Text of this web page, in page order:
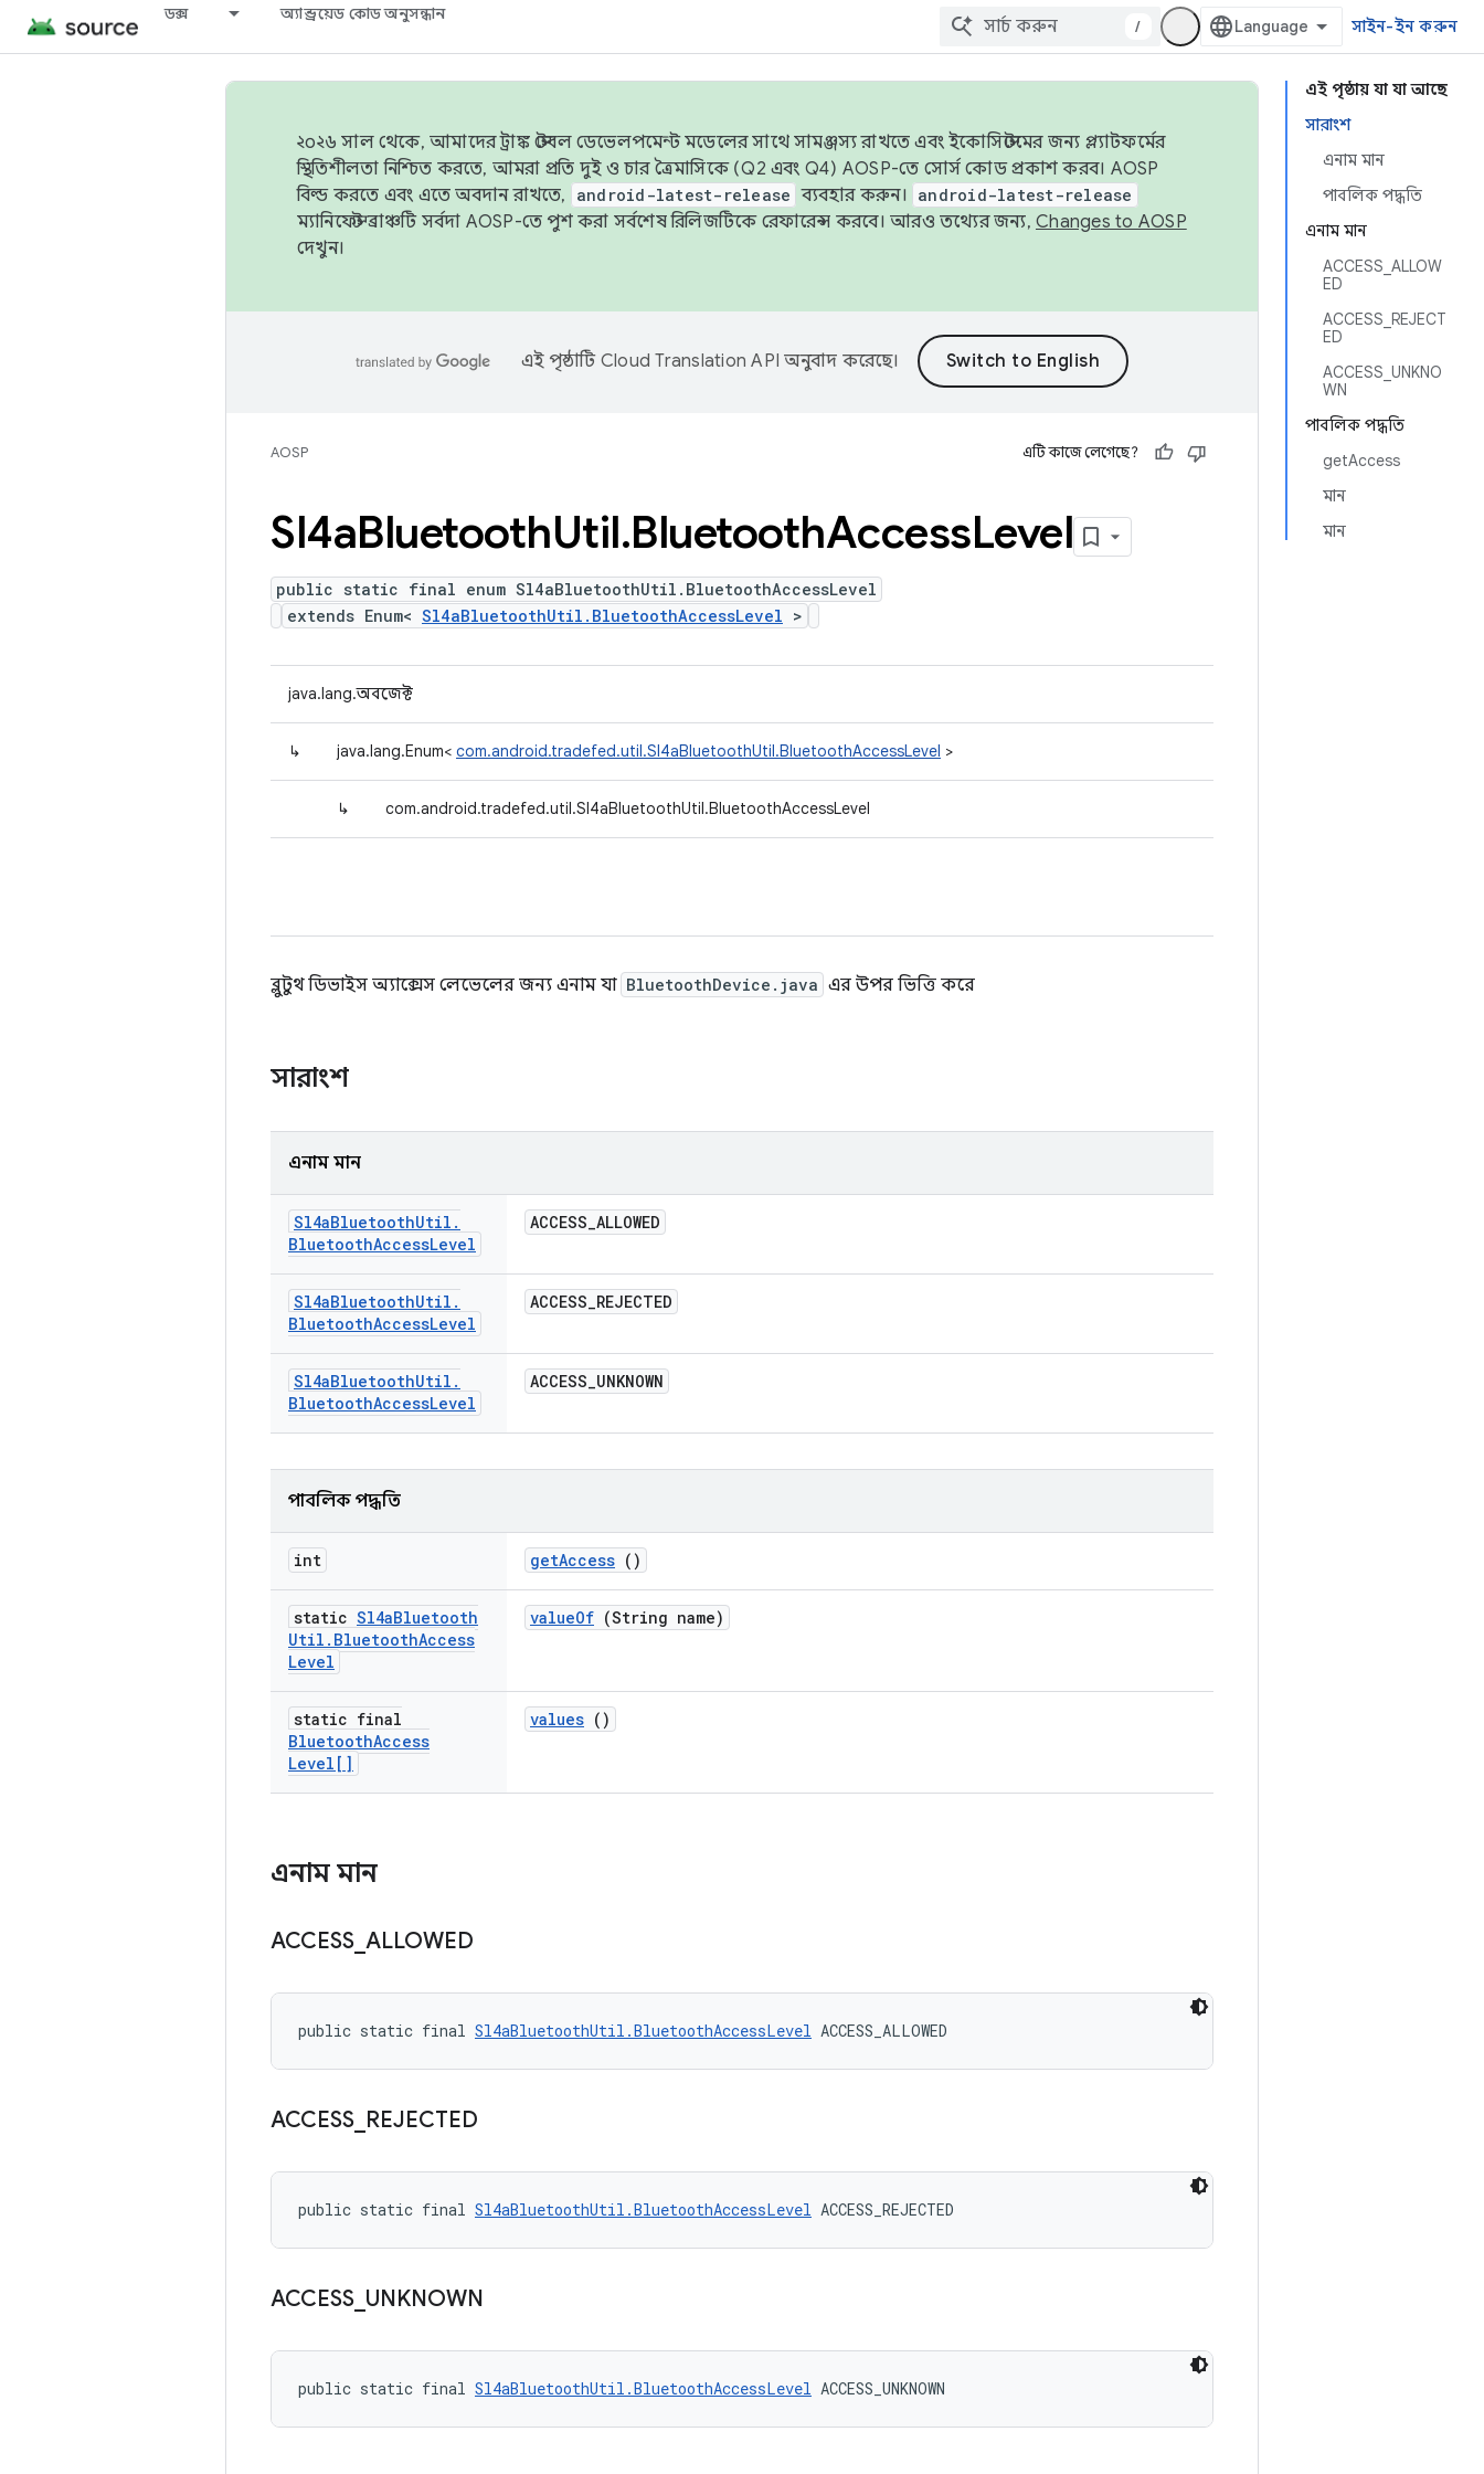
ডক্স অ্যান্ড্রয়েড কোড অনুসন্ধান
/ সাইন-ইন করুন
এই পৃষ্ঠায় যা যা আছে
সারাংশ
এনাম মান
পাবলিক পদ্ধতি
এনাম মান
ACCESS_ALLOW
ED
ACCESS_REJECT
ED
ACCESS_UNKNO
WN
পাবলিক পদ্ধতি
getAccess
মান
মান
২০২৬ সাল থেকে, আমাদের ট্রাঙ্ক স্টেবল ডেভেলপমেন্ট মডেলের সাথে সামঞ্জস্য রাখতে এবং ইকোসিস্টেমের জন্য প্ল্যাটফর্মের
স্থিতিশীলতা নিশ্চিত করতে, আমরা প্রতি দুই ও চার ত্রৈমাসিকে (Q2 এবং Q4) AOSP-তে সোর্স কোড প্রকাশ করব। AOSP
বিল্ড করতে এবং এতে অবদান রাখতে,
android-latest-release ব্যবহার করুন। android-latest-release
ম্যানিফেস্ট ব্রাঞ্চটি সর্বদা AOSP-তে পুশ করা সর্বশেষ রিলিজটিকে রেফারেন্স করবে। আরও তথ্যের জন্য, Changes to AOSP
দেখুন।
এই পৃষ্ঠাটি Cloud Translation API অনুবাদ করেছে।
AOSP এটি কাজে লেগেছে?
Sl4aBluetoothUtil.BluetoothAccessLevel
public static final enum Sl4aBluetoothUtil.BluetoothAccessLevel
extends Enum< Sl4aBluetoothUtil.BluetoothAccessLevel >
java.lang.অবজেক্ট
↳ java.lang.Enum< com.android.tradefed.util.Sl4aBluetoothUtil.BluetoothAccessLevel >
↳ com.android.tradefed.util.Sl4aBluetoothUtil.BluetoothAccessLevel
ব্লুটুথ ডিভাইস অ্যাক্সেস লেভেলের জন্য এনাম যা BluetoothDevice.java এর উপর ভিত্তি করে
সারাংশ
এনাম মান
Sl4aBluetoothUtil .
BluetoothAccessLevel
ACCESS_ALLOWED
Sl4aBluetoothUtil .
BluetoothAccessLevel
ACCESS_REJECTED
Sl4aBluetoothUtil .
BluetoothAccessLevel
ACCESS_UNKNOWN
পাবলিক পদ্ধতি
int getAccess ()
static Sl4aBluetooth
Util . BluetoothAccess
Level
valueOf (String name)
static final
BluetoothAccess
Level[]
values ()
এনাম মান
ACCESS ALLOWED
public static final Sl4aBluetoothUtil.BluetoothAccessLevel ACCESS_ALLOWED
ACCESS REJECTED
public static final Sl4aBluetoothUtil.BluetoothAccessLevel ACCESS_REJECTED
ACCESS UNKNOWN
public static final Sl4aBluetoothUtil.BluetoothAccessLevel ACCESS_UNKNOWN